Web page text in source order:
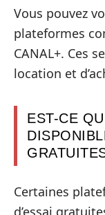
Vous pouvez
plateformes
CANAL+. Ces
location et
EST-CE
Certaines
d’essai